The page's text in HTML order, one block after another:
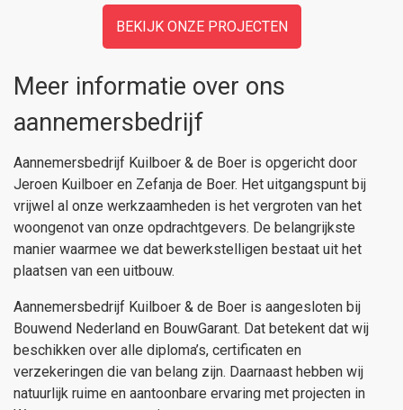
BEKIJK ONZE PROJECTEN
Meer informatie over ons
aannemersbedrijf
Aannemersbedrijf Kuilboer & de Boer is opgericht door
Jeroen Kuilboer en Zefanja de Boer. Het uitgangspunt bij
vrijwel al onze werkzaamheden is het vergroten van het
woongenot van onze opdrachtgevers. De belangrijkste
manier waarmee we dat bewerkstelligen bestaat uit het
plaatsen van een uitbouw.
Aannemersbedrijf Kuilboer & de Boer is aangesloten bij
Bouwend Nederland en BouwGarant. Dat betekent dat wij
beschikken over alle diploma’s, certificaten en
verzekeringen die van belang zijn. Daarnaast hebben wij
natuurlijk ruime en aantoonbare ervaring met projecten in